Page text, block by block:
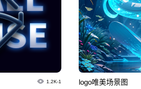
1.2K-1 logo唯美场景图